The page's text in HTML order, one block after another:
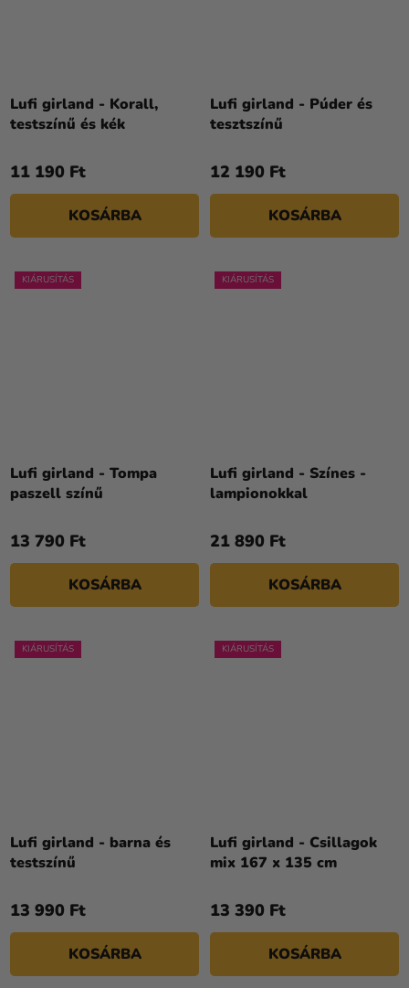
Lufi girland - Korall,
testszínű és kék
11 190 Ft
KOSÁRBA
Lufi girland - Púder és
tesztszínű
12 190 Ft
KOSÁRBA
KIÁRUSÍTÁS
Lufi girland - Tompa
paszell színű
13 790 Ft
KOSÁRBA
KIÁRUSÍTÁS
Lufi girland - Színes -
lampionokkal
21 890 Ft
KOSÁRBA
KIÁRUSÍTÁS
Lufi girland - barna és
testszínű
13 990 Ft
KOSÁRBA
KIÁRUSÍTÁS
Lufi girland - Csillagok
mix 167 x 135 cm
13 390 Ft
KOSÁRBA